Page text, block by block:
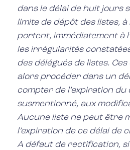
dans le délai de huit jours
limite de dépôt des listes,
portent, immédiatement à
les irrégularités
des délégués de listes.
alors procéder dans un
compter de l’expiration du
susmentionné, aux
Aucune liste ne peut être
l’expiration de ce délai de
A défaut de rectification,